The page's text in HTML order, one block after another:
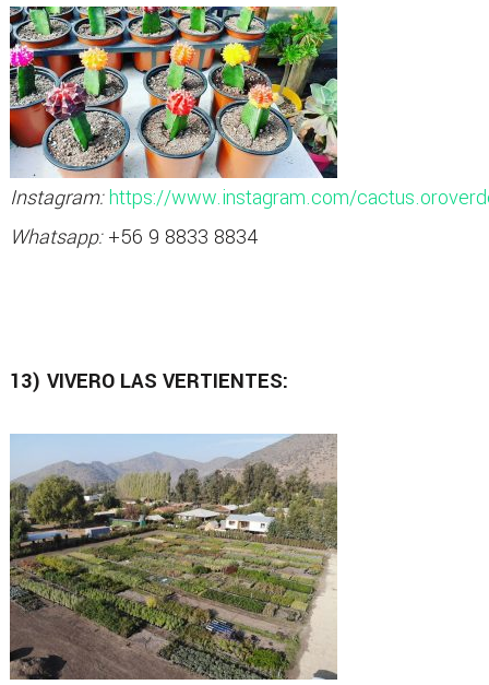
Instagram:https://www.instagram.com/
Whatsapp:+56 9 8833 8834
13) VIVERO LAS VERTIENTES: